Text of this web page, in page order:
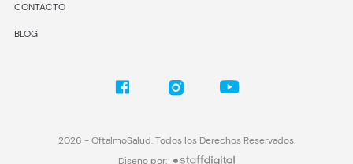
CONTACTO
BLOG
2026 - OftalmoSalud. Todos los Derechos Reservados.
Diseño por: